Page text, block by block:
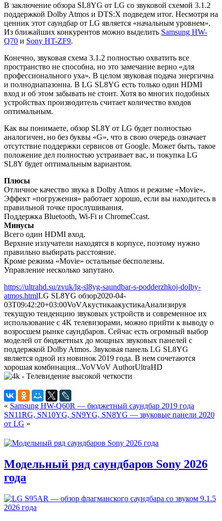
В заключение обзора SL8YG от LG со звуковой схемой 3.1.2
поддержкой Dolby Atmos и DTS:X подведем итог. Несмотря на
ценник этот саундбар от LG является «начальным уровнем».
Из ближайших конкурентов можно выделить Samsung HW-
Q70 и Sony HT-ZF9.
Конечно, звуковая схема 3.1.2 полностью охватить все
пространство не способна, но это замечание верно «для
профессионального уха». В целом звуковая подача энергична
и полнодиапазонна. В LG SL8YG есть только один HDMI
вход и об этом забывать не стоит. Хотя во многих подобных
устройствах производитель считает количество входов
оптимальным.
Как вы понимаете, обзор SL8Y от LG будет полностью
аналогичен, но без буквы «G», что в свою очередь означает
отсутствие поддержки сервисов от Google. Может быть, такое
положение дел полностью устраивает вас, и покупка LG
SL8Y будет оптимальным вариантом.
Плюсы
Отличное качество звука в Dolby Atmos и режиме «Movie».
Эффект «погружения» работает хорошо, если вы находитесь в
правильной точке прослушивания.
Поддержка Bluetooth, Wi-Fi и ChromeCcast.
Минусы
Всего один HDMI вход.
Верхние излучатели находятся в корпусе, поэтому нужно
правильно выбирать расстояние.
Кроме режима «Movie» остальные бесполезны.
Управление несколько запутано.
https://ultrahd.su/zvuk/lg-sl8yg-saundbar-s-podderzhkoj-dolby-
atmos.htmlLG SL8YG обзор2020-04-
03T09:42:20+03:00VoVАкустикаакустикаАнализируя
текущую тенденцию звуковых устройств и современное их
использование с 4K телевизорами, можно прийти к выводу о
возросшем рынке саундбаров. Сейчас есть огромный выбор
моделей от бюджетных до мощных звуковых панелей с
поддержкой Dolby Atmos. Звуковая панель LG SL8YG
является одной из новинок 2019 года. В нем сочетаются
хорошая комбинация...VoVVoV AuthorUltraHD
« Samsung HW-Q60R — бюджетный саундбар 2019 года
SN11RG, SN10YG, SN9YG, SN8YG — звуковые панели 2020
от LG »
Модельный ряд саундбаров Sony 2026
года